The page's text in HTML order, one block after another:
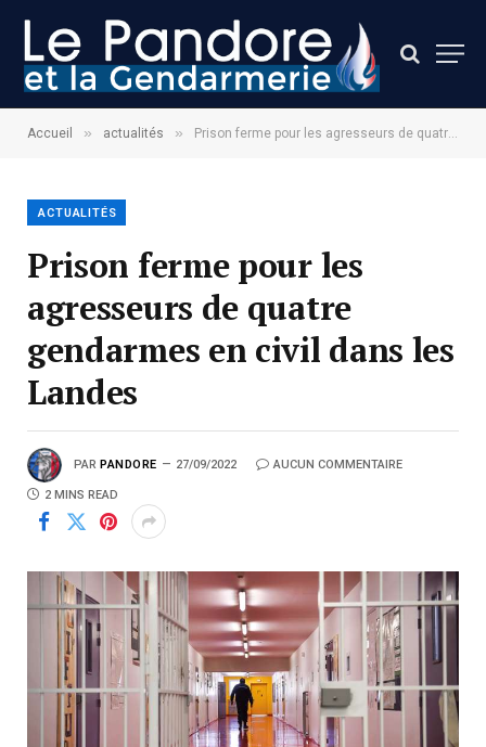
Accueil » actualités » Prison ferme pour les agresseurs de quatre gendarmes en civil dans les Landes
ACTUALITÉS
Prison ferme pour les
agresseurs de quatre
gendarmes en civil dans les
Landes
PAR PANDORE 27/09/2022 AUCUN COMMENTAIRE
2 MINS READ